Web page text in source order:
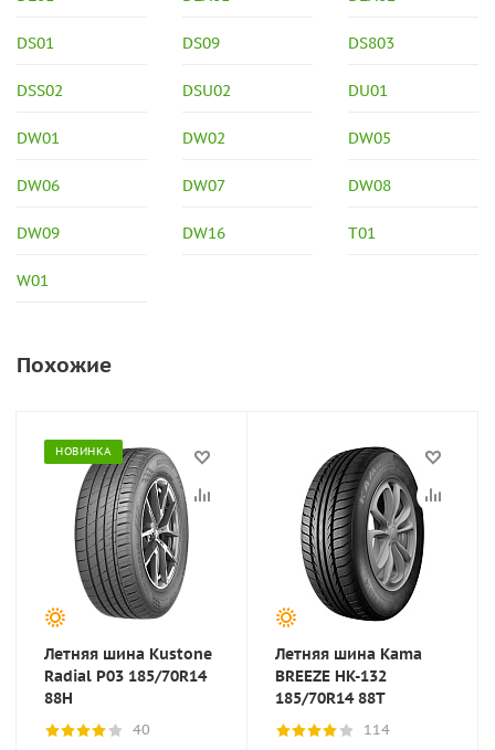
DS01 DS09 DS803
DSS02 DSU02 DU01
DW01 DW02 DW05
DW06 DW07 DW08
DW09 DW16 T01
W01
Похожие
НОВИНКА
Летняя шина Kustone
Radial P03 185/70R14
88H
40
Летняя шина Kama
BREEZE HK-132
185/70R14 88T
114